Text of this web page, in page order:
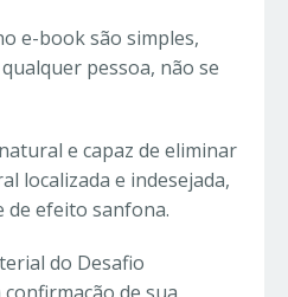
e-book são simples,
pessoa, não se
e capaz de eliminar
localizada e indesejada,
de efeito sanfona.
do Desafio